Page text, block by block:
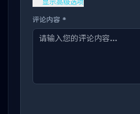
显示高级选项
评论内容 *